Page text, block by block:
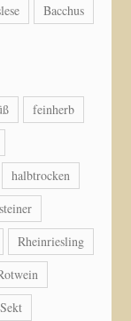
Bacchus
feinherb
halbtrocken
Rheinriesling
Sekt